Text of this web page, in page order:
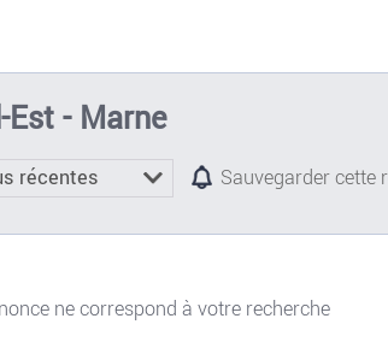
- Marne
Sauvegarder cette
ne correspond à votre recherche